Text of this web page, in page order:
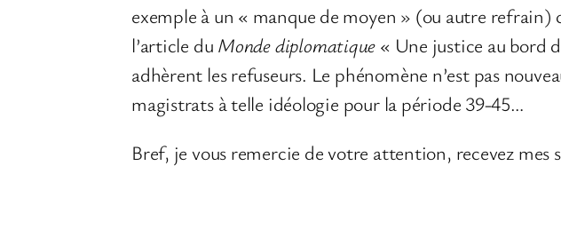
exemple à un « manque de moyen » (ou autre
l’article du Monde diplomatique « Une justice au bord
adhèrent les refuseurs. Le phénomène n’est pas
magistrats à telle idéologie pour la période 39-45…
Bref, je vous remercie de votre attention, recevez mes